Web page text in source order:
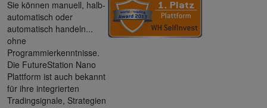
Sie können manuell, halb-
automatisch oder
automatisch handeln...
ohne
Programmierkenntnisse.
Die FutureStation Nano
Plattform ist auch bekannt
für ihre integrierten
Tradingsignale, Strategien